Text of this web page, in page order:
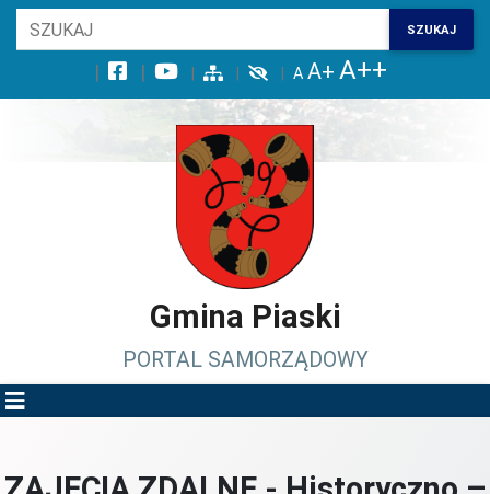
Wróć na początek strony
Przejdź do treści głównej
Przejdź do stopki
Przejdź do menu górnego
Przejdź do mapy serwisu
SZUKAJ
Gmina Piaski
PORTAL SAMORZĄDOWY